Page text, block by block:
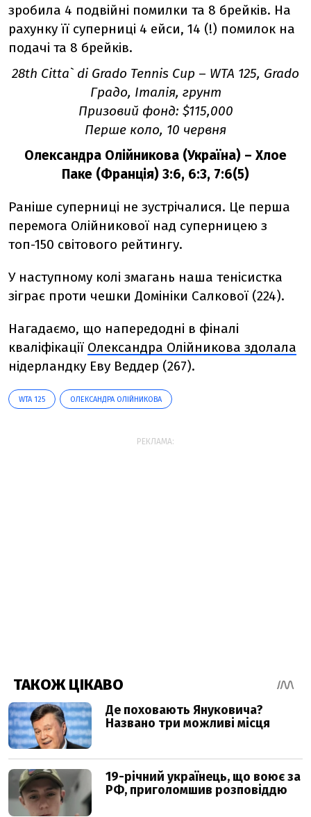
зробила 4 подвійні помилки та 8 брейків. На
рахунку її суперниці 4 ейси, 14 (!) помилок на
подачі та 8 брейків.
28th Citta` di Grado Tennis Cup – WTA 125, Grado
Градо, Італія, грунт
Призовий фонд: $115,000
Перше коло, 10 червня
Олександра Олійникова (Україна) – Хлое
Паке (Франція) 3:6, 6:3, 7:6(5)
Раніше суперниці не зустрічалися. Це перша
перемога Олійникової над суперницею з
топ-150 світового рейтингу.
У наступному колі змагань наша тенісистка
зіграє проти чешки Домініки Салкової (224).
Нагадаємо, що напередодні в фіналі
кваліфікації Олександра Олійникова здолала
нідерландку Еву Веддер (267).
WTA 125 ОЛЕКСАНДРА ОЛІЙНИКОВА
РЕКЛАМА: